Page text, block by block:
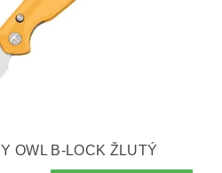
OWL B-LOCK ŽLUTÝ